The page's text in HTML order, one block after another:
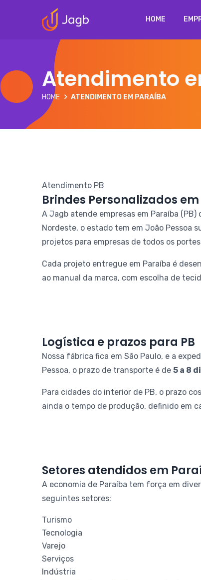
HOME
Atendimento
HOME ATENDIMENTO EM PARAÍBA
Atendimento PB
Brindes Personalizados
A Jagb atende empresas em Paraíba
Nordeste, o estado tem em João Pessoa
projetos para empresas de todos os
Cada projeto entregue em Paraíba é
ao manual da marca, com escolha de
Logística e prazos para PB
Nossa fábrica fica em São Paulo, e a
Pessoa, o prazo de transporte é de 5 a 8
Para cidades do interior de PB, o prazo
ainda o tempo de produção, definido em
Setores atendidos em
A economia de Paraíba tem força em
seguintes setores:
Turismo
Tecnologia
Varejo
Serviços
Indústria